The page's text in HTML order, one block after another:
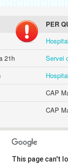
PER
21h
Servei
CAP
CAP
This page can't